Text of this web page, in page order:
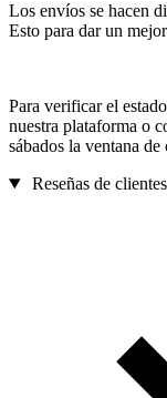
Los envíos se hacen
Esto para dar un
Para verificar el
nuestra plataforma o
sábados la ventana
Reseñas de clientes